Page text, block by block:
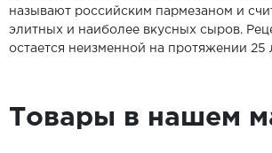
называют российским пармезаном и
элитных и наиболее вкусных сыров.
остается неизменной на протяжении 25
Товары в нашем